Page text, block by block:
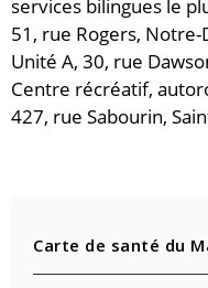
services bilingues le
51, rue Rogers,
Unité A, 30, rue
Centre récréatif,
427, rue Sabourin,
Carte de santé du